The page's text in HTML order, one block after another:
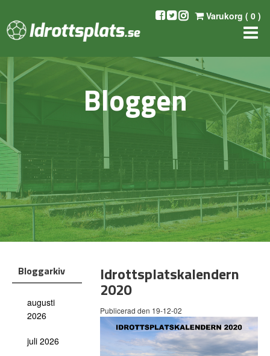
Varukorg ( 0 )
Bloggen
Bloggarkiv
augusti
2026
juli 2026
Idrottsplatskalendern
2020
Publicerad den 19-12-02